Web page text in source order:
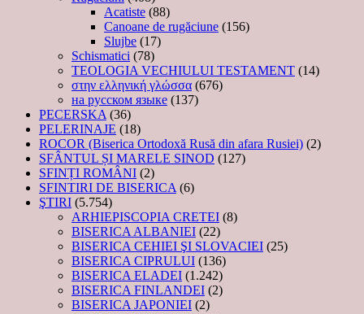
Acatiste (88)
Canoane de rugăciune (156)
Slujbe (17)
Schismatici (78)
TEOLOGIA VECHIULUI TESTAMENT (14)
στην ελληνική γλώσσα (676)
на русском языке (137)
PECERSKA (36)
PELERINAJE (18)
ROCOR (Biserica Ortodoxă Rusă din afara Rusiei) (2)
SFÂNTUL ȘI MARELE SINOD (127)
SFINȚI ROMÂNI (2)
SFINTIRI DE BISERICA (6)
ŞTIRI (5.754)
ARHIEPISCOPIA CRETEI (8)
BISERICA ALBANIEI (22)
BISERICA CEHIEI ŞI SLOVACIEI (25)
BISERICA CIPRULUI (136)
BISERICA ELADEI (1.242)
BISERICA FINLANDEI (2)
BISERICA JAPONIEI (2)